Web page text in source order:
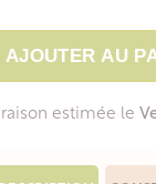
AJOUTER AU
estimée le